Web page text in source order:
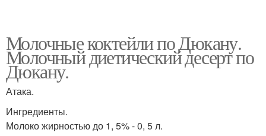
Молочные коктейли по Дюкану.
Молочный диетический десерт по
Дюкану.
Атака.
Ингредиенты.
Молоко жирностью до 1, 5% - 0, 5 л.